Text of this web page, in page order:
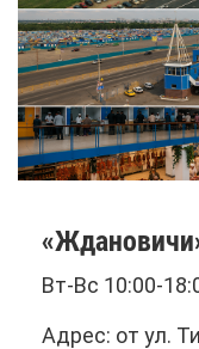
Вт-Вс 10:00-
Ад­рес: от ул.